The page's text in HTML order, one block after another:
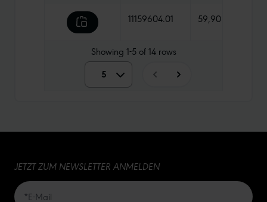
11159604.01 59,90 €
Showing 1-5of14 rows
5 5
20
JETZT ZUM NEWSLETTER ANMELDEN